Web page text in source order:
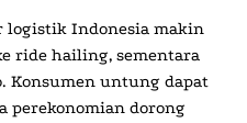
logistik Indonesia makin
ride hailing, sementara
. Konsumen untung dapat
perekonomian dorong